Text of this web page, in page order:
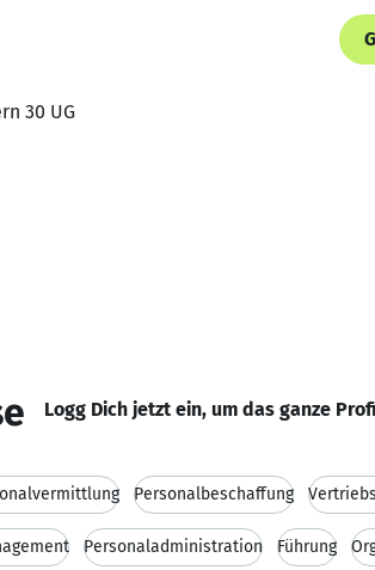
30 UG
Logg Dich jetzt ein, um das ganze
Personalbeschaffung
Personaladministration Führung